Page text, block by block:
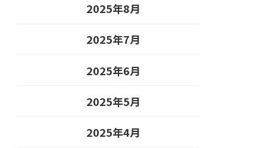
2025年8月
2025年7月
2025年6月
2025年5月
2025年4月